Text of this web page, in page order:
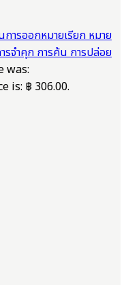
ารออกหมายเรียก หมาย
รจำคุก การค้น การปล่อย
was:
is: ฿ 306.00.